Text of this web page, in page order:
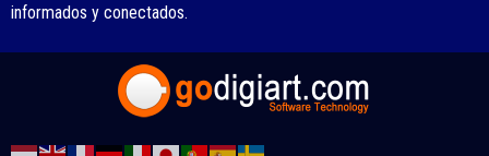
informados y conectados.